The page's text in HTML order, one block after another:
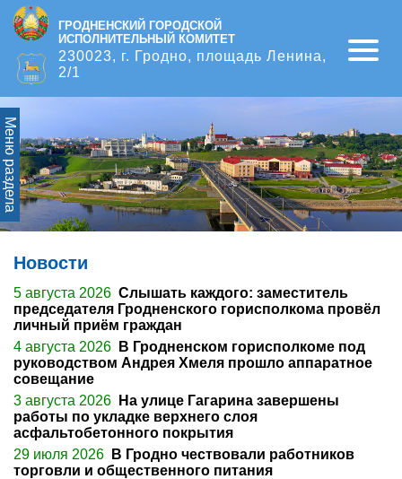
ГРОДНЕНСКИЙ ГОРОДСКОЙ
ИСПОЛНИТЕЛЬНЫЙ КОМИТЕТ
230023, г. Гродно, площадь Ленина,
2/1
Open
Меню раздела
Новости
5 августа 2026 Слышать каждого: заместитель
председателя Гродненского горисполкома провёл
личный приём граждан
4 августа 2026
В Гродненском горисполкоме под
руководством Андрея Хмеля прошло аппаратное
совещание
3 августа 2026
На улице Гагарина завершены
работы по укладке верхнего слоя
асфальтобетонного покрытия
29 июля 2026
В Гродно чествовали работников
торговли и общественного питания